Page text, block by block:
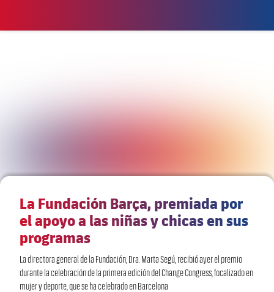
La Fundación Barça, premiada por
el apoyo a las niñas y chicas en sus
programas
La directora general de la Fundación, Dra. Marta Segú, recibió ayer el premio
durante la celebración de la primera edición del Change Congress, focalizado en
mujer y deporte, que se ha celebrado en Barcelona